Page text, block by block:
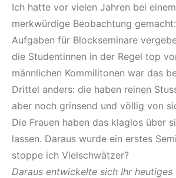
Ich hatte vor vielen Jahren bei
merkwürdige Beobachtung
Aufgaben für Blockseminare
die Studentinnen in der Regel top
männlichen Kommilitonen war das
Drittel anders: die haben reinen
aber noch grinsend und völlig von
Die Frauen haben das klaglos über
lassen. Daraus wurde ein erstes
stoppe ich Vielschwätzer?
Daraus entwickelte sich Ihr heutiges